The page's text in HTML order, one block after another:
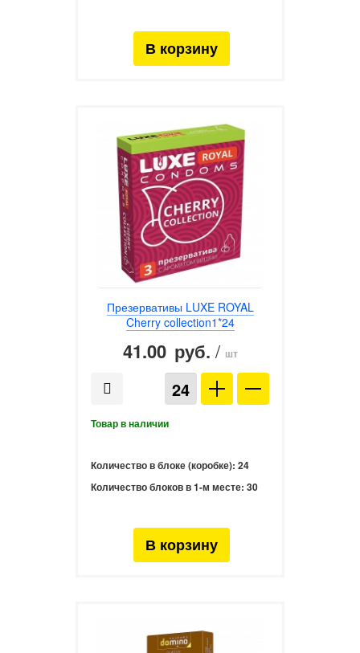
Презервативы LUXE ROYAL
Cherry collection1*24
41.00 руб. / шт
Количество в блоке (коробке): 24
Количество блоков в 1-м месте: 30